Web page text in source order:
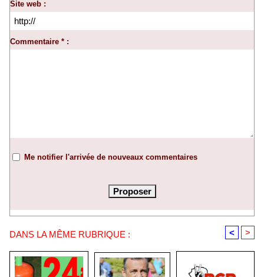
Site web :
Commentaire * :
Me notifier l'arrivée de nouveaux commentaires
DANS LA MÊME RUBRIQUE : < >